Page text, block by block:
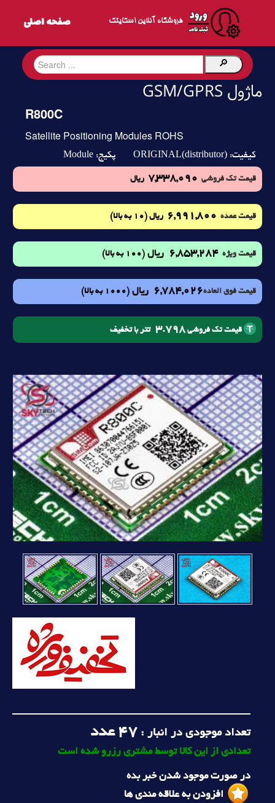
فروشگاه آنلاین اسکایتک
ماژول GSM/GPRS
R800C
Satellite Positioning Modules ROHS
کیفیت: ORIGINAL(distributor) پکیج: Module
قیمت تک فروشی 7,338,090 ریال
قیمت عمده 6,991,800 ریال (10 به بالا)
قیمت ویژه 6,853,284 ریال (100 به بالا)
قیمت فوق العاده6,784,026 ریال (1000 به بالا)
قیمت تک فروشی 3.798 تتر با تخفیف
تعداد موجودی در انبار : 47 عدد
تعدادی از این کالا توسط مشتری رزرو شده است
در صورت موجود شدن خبر بده
افزودن به علاقه مندی ها